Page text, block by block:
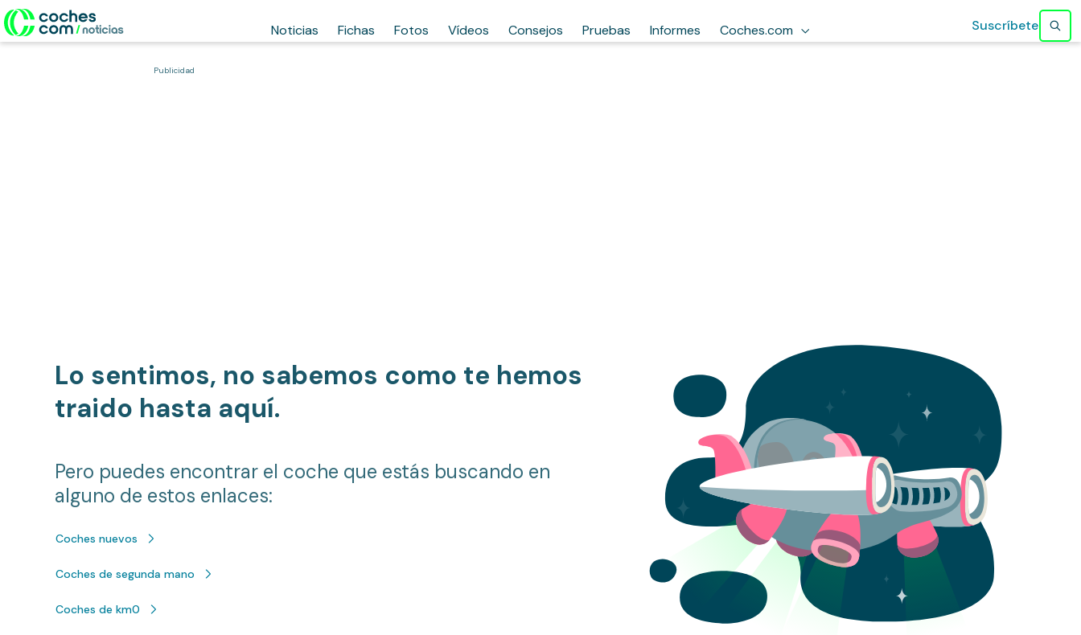
Noticias Fichas Fotos Vídeos Consejos Pruebas Informes Coches.com Suscríbete
Publicidad
Lo sentimos, no sabemos como te hemos
traido hasta aquí.
Pero puedes encontrar el coche que estás buscando en
alguno de estos enlaces:
Coches nuevos
Coches de segunda mano
Coches de km0